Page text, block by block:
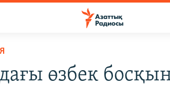
өзбек